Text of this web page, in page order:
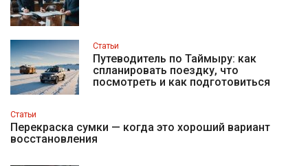
Статьи
Путеводитель по Таймыру: как
спланировать поездку, что
посмотреть и как подготовиться
Статьи
Перекраска сумки — когда это хороший вариант
восстановления